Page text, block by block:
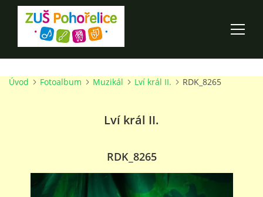
ÚVOD
100 LET ZUŠ POHOŘELICE
O ŠKOLE
Úvod Fotoalbum Muzikál Lví král II. RDK_8265
Lví král II.
RDK_8265